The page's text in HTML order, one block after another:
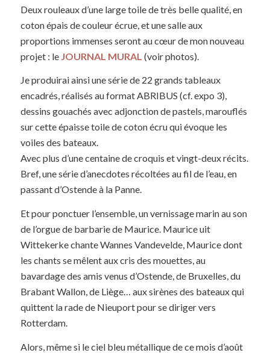
Deux rouleaux d’une large toile de très belle qualité, en
coton épais de couleur écrue, et une salle aux
proportions immenses seront au cœur de mon nouveau
projet : le JOURNAL MURAL (voir photos).
Je produirai ainsi une série de 22 grands tableaux
encadrés, réalisés au format ABRIBUS (cf. expo 3),
dessins gouachés avec adjonction de pastels, marouflés
sur cette épaisse toile de coton écru qui évoque les
voiles des bateaux.
Avec plus d’une centaine de croquis et vingt-deux récits.
Bref, une série d’anecdotes récoltées au fil de l’eau, en
passant d’Ostende à la Panne.
Et pour ponctuer l’ensemble, un vernissage marin au son
de l’orgue de barbarie de Maurice. Maurice uit
Wittekerke chante Wannes Vandevelde, Maurice dont
les chants se mêlent aux cris des mouettes, au
bavardage des amis venus d’Ostende, de Bruxelles, du
Brabant Wallon, de Liège… aux sirènes des bateaux qui
quittent la rade de Nieuport pour se diriger vers
Rotterdam.
Alors, même si le ciel bleu métallique de ce mois d’août